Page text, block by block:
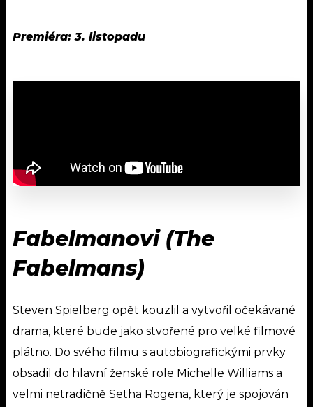
Premiéra: 3. listopadu
Fabelmanovi (The
Fabelmans)
Steven Spielberg opět kouzlil a vytvořil očekávané
drama, které bude jako stvořené pro velké filmové
plátno. Do svého filmu s autobiografickými prvky
obsadil do hlavní ženské role Michelle Williams a
velmi netradičně Setha Rogena, který je spojován